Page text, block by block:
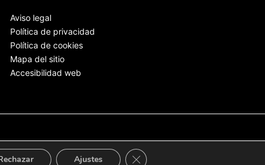
Aviso legal
Política de privacidad
Política de cookies
Mapa del sitio
Accesibilidad web
Ajustes Cerrar el banner de cookies RGPD